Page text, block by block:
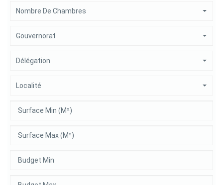
Nombre De Chambres
Gouvernorat
Délégation
Localité